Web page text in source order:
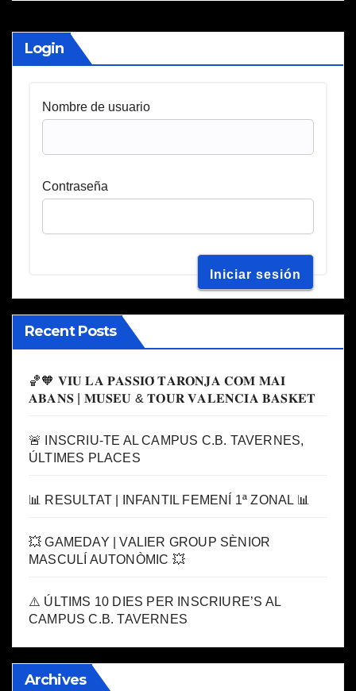
Login
Nombre de usuario
Contraseña
Recent Posts
🏀🧡 𝐕𝐈𝐔 𝐋𝐀 𝐏𝐀𝐒𝐒𝐈𝐎́ 𝐓𝐀𝐑𝐎𝐍𝐉𝐀 𝐂𝐎𝐌 𝐌𝐀𝐈
𝐀𝐁𝐀𝐍𝐒 | 𝐌𝐔𝐒𝐄𝐔 & 𝐓𝐎𝐔𝐑 𝐕𝐀𝐋𝐄𝐍𝐂𝐈𝐀 𝐁𝐀𝐒𝐊𝐄𝐓
🚨 INSCRIU-TE AL CAMPUS C.B. TAVERNES,
ÚLTIMES PLACES
📊 RESULTAT | INFANTIL FEMENÍ 1ª ZONAL 📊
💥 GAMEDAY | VALIER GROUP SÈNIOR
MASCULÍ AUTONÒMIC 💥
⚠️ ÚLTIMS 10 DIES PER INSCRIURE’S AL
CAMPUS C.B. TAVERNES
Archives